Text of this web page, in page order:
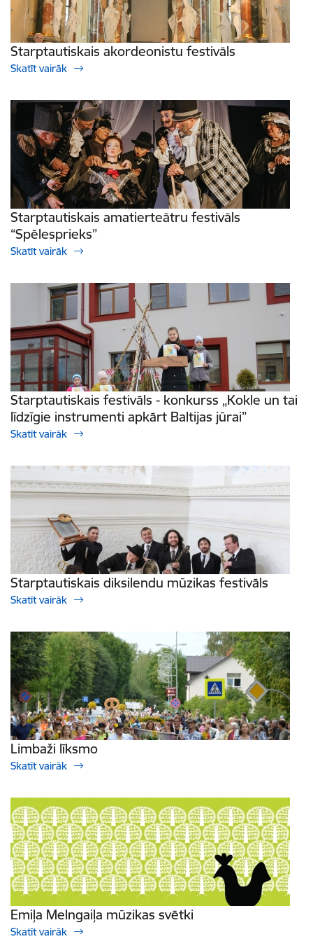
Starptautiskais akordeonistu festivāls
Skatīt vairāk
Starptautiskais amatierteātru festivāls
“Spēlesprieks”
Skatīt vairāk
Starptautiskais festivāls - konkurss „Kokle un tai
līdzīgie instrumenti apkārt Baltijas jūrai”
Skatīt vairāk
Starptautiskais diksilendu mūzikas festivāls
Skatīt vairāk
Limbaži līksmo
Skatīt vairāk
Emiļa Melngaiļa mūzikas svētki
Skatīt vairāk